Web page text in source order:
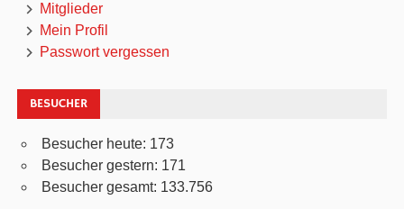
Mitglieder
Mein Profil
Passwort vergessen
BESUCHER
Besucher heute: 173
Besucher gestern: 171
Besucher gesamt: 133.756